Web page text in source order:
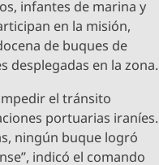
infantes de marina y
en la misión,
de buques de
desplegadas en la zona.
el tránsito
portuarias iraníes.
ningún buque logró
indicó el comando